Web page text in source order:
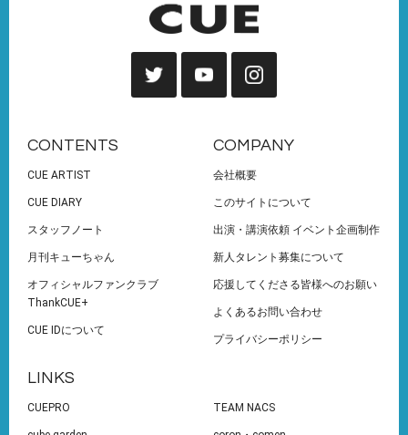
CONTENTS
CUE ARTIST
CUE DIARY
スタッフノート
月刊キューちゃん
オフィシャルファンクラブ
ThankCUE+
CUE IDについて
COMPANY
会社概要
このサイトについて
出演・講演依頼 イベント企画制作
新人タレント募集について
応援してくださる皆様へのお願い
よくあるお問い合わせ
プライバシーポリシー
LINKS
CUEPRO TEAM NACS